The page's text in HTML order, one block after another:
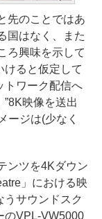
先のことではあ
国はなく、また
ろ興味を示して
けると仮定して
トワーク配信へ
映像を送出
ージは(少なく
ンツを4Kダウン
」における映
サウンドスク
のVPL-VW5000